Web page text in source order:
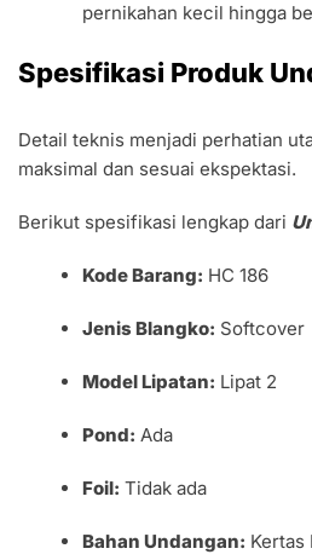
pernikahan kecil hingga
Spesifikasi Produk
Detail teknis menjadi perhatian
maksimal dan sesuai ekspektasi.
Berikut spesifikasi lengkap dari
Kode Barang: HC 186
Jenis Blangko: Softcover
Model Lipatan: Lipat 2
Pond: Ada
Foil: Tidak ada
Bahan Undangan: Kertas